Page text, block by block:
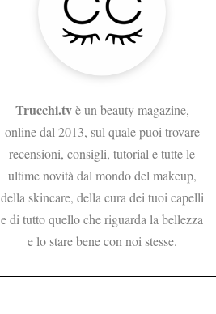
Trucchi.tvè un beauty magazine,
online dal 2013, sul quale puoi trovare
recensioni, consigli, tutorial e tutte le
ultime novità dal mondo del makeup,
della skincare, della cura dei tuoi capelli
e di tutto quello che riguarda la bellezza
e lo stare bene con noi stesse.